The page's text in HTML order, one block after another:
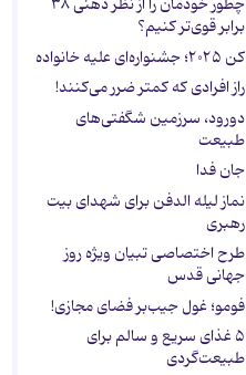
برابر قوی‌تر کنیم؟
کن ۲۰۲۵؛ جشنواره‌ای علیه خانواده
راز افرادی که کمتر ضرر می‌کنند!
دورود، سرزمین شگفتی‌های
طبیعت
جان فدا
نماز لیله الدفن برای شهدای بیت
رهبری
طرح اختصاصی تبیان ویژه روز
جهانی قدس
فومو؛ غول جیب‌بر فضای مجازی!
۵ غذای سریع و سالم برای
طبیعت‌گردی